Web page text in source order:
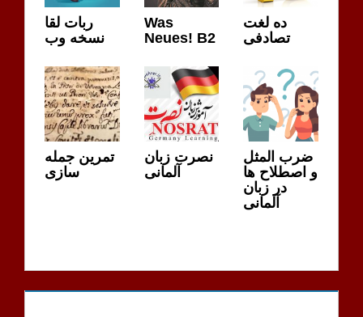
ربات لقا
نسخه وب
Was
Neues! B2
ده لغت
تصادفی
تمرین جمله
سازی
نصرت زبان
آلمانی
ضرب المثل
و اصطلاح ها
در زبان
آلمانی